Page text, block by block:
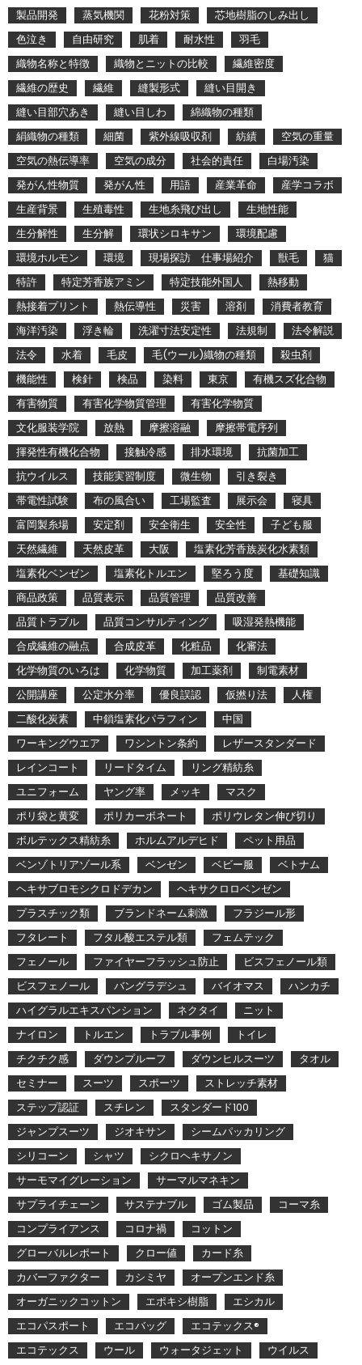
製品開発
蒸気機関 花粉対策
芯地樹脂のしみ出し
色泣き
自由研究 肌着 耐水性
羽毛
織物名称と特徴
織物とニットの比較
繊維密度
繊維の歴史
繊維 縫製形式
縫い目開き
縫い目部穴あき
縫い目しわ
綿織物の種類
絹織物の種類
細菌 紫外線吸収剤 紡績
空気の重量
空気の熱伝導率
空気の成分 社会的責任
白場汚染
発がん性物質
発がん性 用語 産業革命
産学コラボ
生産背景
生殖毒性 生地糸飛び出し
生地性能
生分解性
生分解 環状シロキサン
環境配慮
環境ホルモン
環境 現場探訪 仕事場紹介 獣毛
猫
特許
特定芳香族アミン 特定技能外国人
熱移動
熱接着プリント
熱伝導性 災害 溶剤
消費者教育
海洋汚染
浮き輪 洗濯寸法安定性 法規制
法令解説
法令
水着 毛皮 毛(ウール)織物の種類
殺虫剤
機能性
検針 検品 染料 東京
有機スズ化合物
有害物質
有害化学物質管理
有害化学物質
文化服装学院
放熱 摩擦溶融
摩擦帯電序列
揮発性有機化合物
接触冷感 排水環境
抗菌加工
抗ウイルス
技能実習制度 微生物
引き裂き
帯電性試験
布の風合い 工場監査 展示会
寝具
富岡製糸場
安定剤 安全衛生 安全性
子ども服
天然繊維
天然皮革 大阪
塩素化芳香族炭化水素類
塩素化ベンゼン
塩素化トルエン 堅ろう度
基礎知識
商品政策
品質表示 品質管理
品質改善
品質トラブル
品質コンサルティング
吸湿発熱機能
合成繊維の融点
合成皮革 化粧品
化審法
化学物質のいろは
化学物質 加工薬剤
制電素材
公開講座
公定水分率 優良誤認 仮撚り法
人権
二酸化炭素
中鎖塩素化パラフィン
中国
ワーキングウエア
ワシントン条約
レザースタンダード
レインコート
リードタイム
リング精紡糸
ユニフォーム
ヤング率 メッキ
マスク
ポリ袋と黄変
ポリカーボネート
ポリウレタン伸び切り
ボルテックス精紡糸
ホルムアルデヒド
ペット用品
ベンゾトリアゾール系
ベンゼン ベビー服
ベトナム
ヘキサブロモシクロドデカン
ヘキサクロロベンゼン
プラスチック類
ブランドネーム刺激
フラジール形
フタレート
フタル酸エステル類
フェムテック
フェノール
ファイヤーフラッシュ防止
ビスフェノール類
ビスフェノール
バングラデシュ バイオマス
ハンカチ
ハイグラルエキスパンション
ネクタイ
ニット
ナイロン
トルエン トラブル事例
トイレ
チクチク感
ダウンプルーフ ダウンヒルスーツ
タオル
セミナー
スーツ スポーツ
ストレッチ素材
ステップ認証
スチレン
スタンダード100
ジャンプスーツ
ジオキサン
シームパッカリング
シリコーン
シャツ
シクロヘキサノン
サーモマイグレーション
サーマルマネキン
サプライチェーン
サステナブル ゴム製品
コーマ糸
コンプライアンス
コロナ禍
コットン
グローバルレポート
クロー値
カード糸
カバーファクター
カシミヤ
オープンエンド糸
オーガニックコットン
エポキシ樹脂
エシカル
エコパスポート
エコバッグ
エコテックス®
エコテックス
ウール ウォータジェット ウイルス